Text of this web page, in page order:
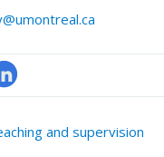
and supervision